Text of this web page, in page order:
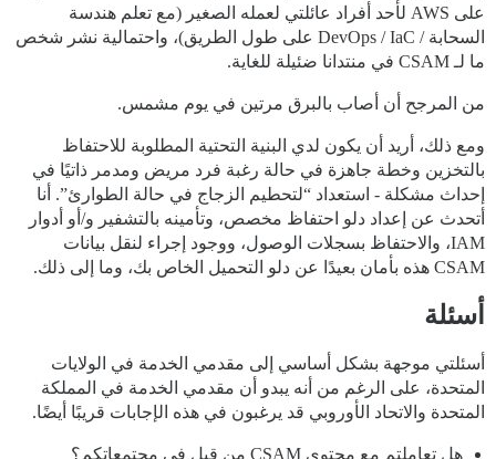
على AWS لأحد أفراد عائلتي لعمله الصغير (مع تعلم هندسة
السحابة / DevOps / IaC على طول الطريق)، واحتمالية نشر شخص
ما لـ CSAM في منتدانا ضئيلة للغاية.
من المرجح أن أصاب بالبرق مرتين في يوم مشمس.
ومع ذلك، أريد أن يكون لدي البنية التحتية المطلوبة للاحتفاظ
بالتخزين وخطة جاهزة في حالة رغبة فرد مريض ومدمر ذاتيًا في
إحداث مشكلة - استعداد “لتحطيم الزجاج في حالة الطوارئ”. أنا
أتحدث عن إعداد دلو احتفاظ مخصص، وتأمينه بالتشفير و/أو أدوار
IAM، والاحتفاظ بسجلات الوصول، ووجود إجراء لنقل بيانات
CSAM هذه بأمان بعيدًا عن دلو التحميل الخاص بك، وما إلى ذلك.
أسئلة
أسئلتي موجهة بشكل أساسي إلى مقدمي الخدمة في الولايات
المتحدة، على الرغم من أنه يبدو أن مقدمي الخدمة في المملكة
المتحدة والاتحاد الأوروبي قد يرغبون في هذه الإجابات قريبًا أيضًا.
هل تعاملتم مع محتوى CSAM من قبل في مجتمعاتكم؟